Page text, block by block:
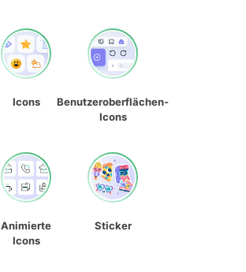
Icons
Benutzeroberflächen-
Icons
Animierte
Icons
Sticker